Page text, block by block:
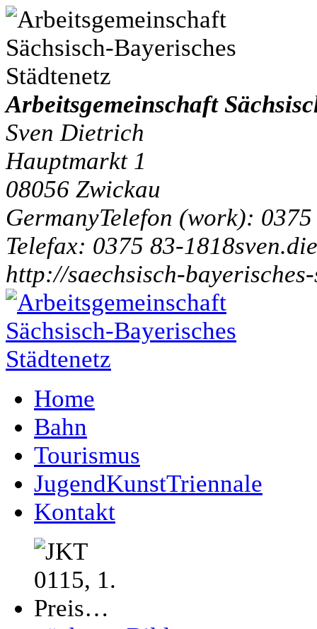
Arbeitsgemeinschaft
Sven Dietrich
Hauptmarkt 1
08056 Zwickau
GermanyTelefon (work):
Telefax: 0375 83-1818
http://saechsisch-
Home
Bahn
Tourismus
JugendKunstTriennale
Kontakt